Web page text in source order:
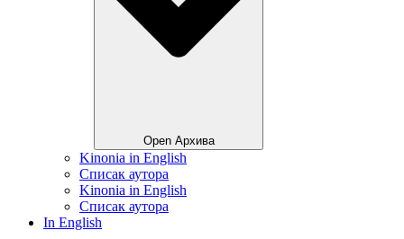
Open Архива
Kinonia in English
Списак аутора
Kinonia in English
Списак аутора
In English